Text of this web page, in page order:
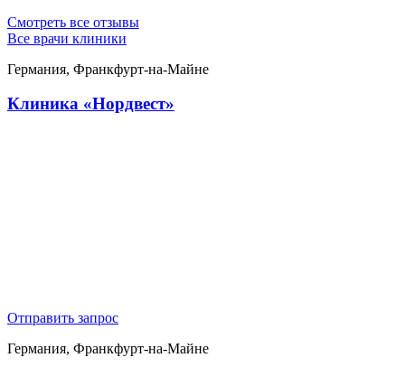
Смотреть все отзывы
Все врачи клиники
Германия, Франкфурт-на-Майне
Клиника «Нордвест»
Отправить запрос
Германия, Франкфурт-на-Майне